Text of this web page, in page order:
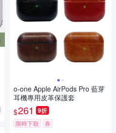
o-one Apple AirPods Pro 藍芽
耳機專用皮革保護套
$261 9折
限時下殺 券